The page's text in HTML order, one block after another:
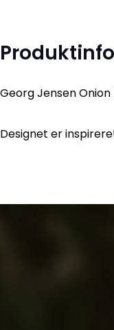
Georg Jensen
Designet er